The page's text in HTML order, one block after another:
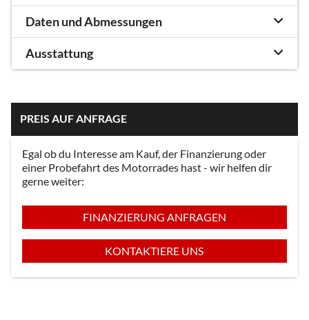
Daten und Abmessungen
Ausstattung
PREIS AUF ANFRAGE
Egal ob du Interesse am Kauf, der Finanzierung oder
einer Probefahrt des Motorrades hast - wir helfen dir
gerne weiter:
FINANZIERUNG ANFRAGEN
KONTAKTIERE UNS